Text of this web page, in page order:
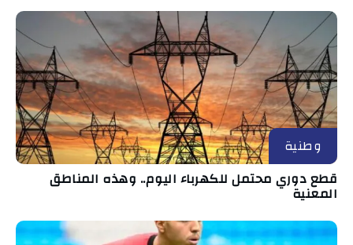
وطنية
قطع دوري محتمل للكهرباء اليوم.. وهذه المناطق
المعنية